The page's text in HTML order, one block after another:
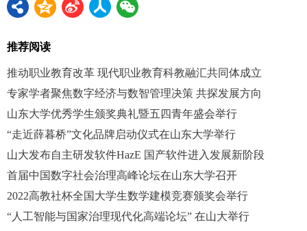
推荐阅读
推动职业教育改革 现代职业教育科教融汇共同体成立
专家学者聚焦数字经济与数智管理决策 共探发展方向
山东大学优秀学生颁奖典礼暨五四青年盛会举行
“走近薛暮桥”文化品牌启动仪式在山东大学举行
山大发布自主研发软件HazE 国产软件进入发展新阶段
首届中国数字社会治理高峰论坛在山东大学召开
2022高教社杯全国大学生数学建模竞赛颁奖会举行
“人工智能与国家治理现代化高端论坛” 在山大举行